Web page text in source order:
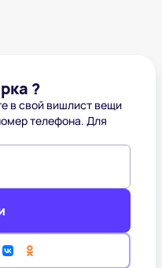
?
в свой вишлист вещи
телефона. Для